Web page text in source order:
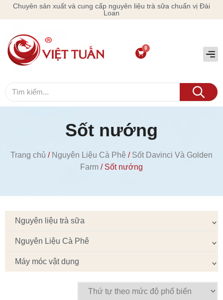
Chuyên sản xuất và cung cấp nguyên liệu trà sữa chuẩn vị Đài
Loan
Sốt nướng
Trang chủ / Nguyên Liệu Cà Phê / Sốt Davinci Và Golden
Farm / Sốt nướng
Nguyên liệu trà sữa
Nguyên Liệu Cà Phê
Máy móc vật dụng